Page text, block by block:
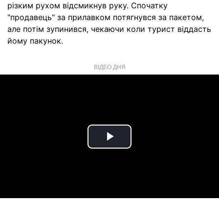
різким рухом відсмикнув руку. Спочатку
"продавець" за прилавком потягнувся за пакетом,
але потім зупинився, чекаючи коли турист віддасть
йому пакунок.
ВІДЕО ДНЯ
Play